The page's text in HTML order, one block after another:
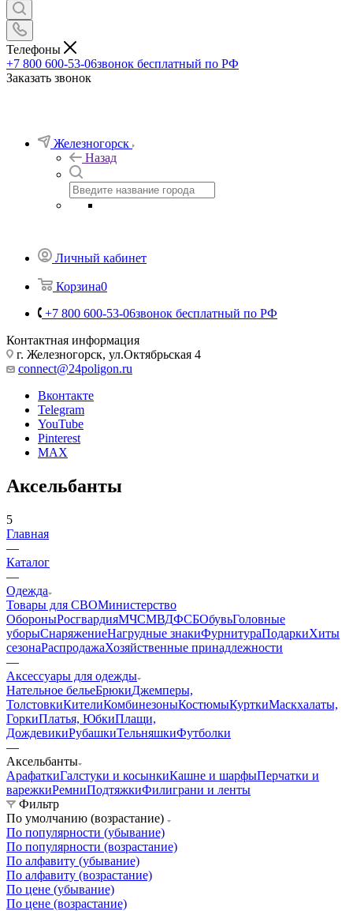
Телефоны
+7 800 600-53-06звонок бесплатный по РФ
Заказать звонок
Железногорск
Назад
Личный кабинет
Корзина0
+7 800 600-53-06звонок бесплатный по РФ
Контактная информация
г. Железногорск, ул.Октябрьская 4
connect@24poligon.ru
Вконтакте
Telegram
YouTube
Pinterest
MAX
Аксельбанты
5
Главная
—
Каталог
—
Одежда
Товары для СВОМинистерство
ОбороныРосгвардияМЧСМВДФСБОбувьГоловные
уборыСнаряжениеНагрудные знакиФурнитураПодаркиХиты
сезонаРаспродажаХозяйственные принадлежности
—
Аксессуары для одежды
Нательное бельеБрюкиДжемперы,
ТолстовкиКителиКомбинезоныКостюмыКурткиМаскхалаты,
ГоркиПлатья, ЮбкиПлащи,
ДождевикиРубашкиТельняшкиФутболки
—
Аксельбанты
АрафаткиГалстуки и косынкиКашне и шарфыПерчатки и
варежкиРемниПодтяжкиФилиграни и ленты
Фильтр
По умолчанию (возрастание)
По популярности (убывание)
По популярности (возрастание)
По алфавиту (убывание)
По алфавиту (возрастание)
По цене (убывание)
По цене (возрастание)